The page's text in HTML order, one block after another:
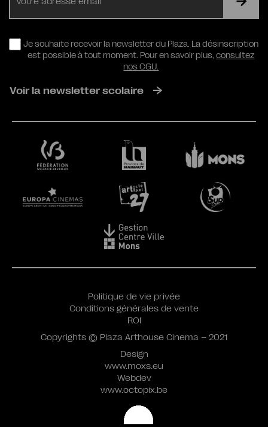
RGPD
Je souhaite recevoir la newsletter du Plaza. La désinscription
est possible à tout moment. Pour en savoir plus,consultez
nos CGU.
Voir la newsletter scolaire
Design
www.moxs.eu
Webdev
www.octopix.be
Politique de vie privée
Conditions générales de vente
ROI
Copyrights © Plaza Arthouse Cinema – 2021